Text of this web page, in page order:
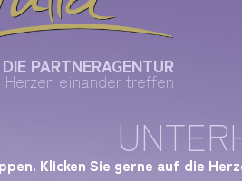
Herzen einander treffen
DIE PARTNERAGENTUR
Klicken Sie gerne auf die